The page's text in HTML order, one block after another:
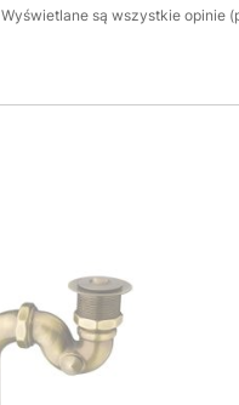
Wyświetlane są wszystkie opinie